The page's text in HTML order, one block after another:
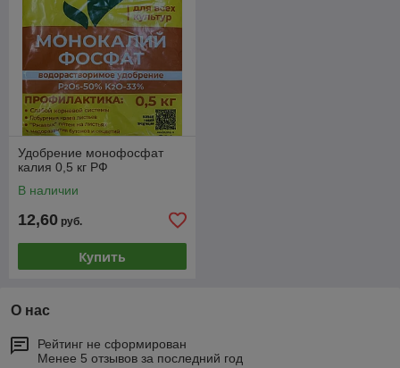
Удобрение монофосфат
калия 0,5 кг РФ
В наличии
12,60 руб.
Купить
О нас
Рейтинг не сформирован
Менее 5 отзывов за последний год